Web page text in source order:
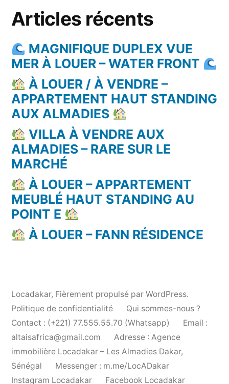
Articles récents
MAGNIFIQUE DUPLEX VUE
MER À LOUER – WATER FRONT
À LOUER / À VENDRE –
APPARTEMENT HAUT STANDING
AUX ALMADIES
VILLA À VENDRE AUX
ALMADIES – RARE SUR LE
MARCHÉ
À LOUER – APPARTEMENT
MEUBLÉ HAUT STANDING AU
POINT E
À LOUER – FANN RÉSIDENCE
Locadakar, Fièrement propulsé par WordPress.
Politique de confidentialité
Qui sommes-nous ?
Contact : (+221) 77.555.55.70 (Whatsapp)
Email :
altaisafrica@gmail.com
Adresse : Agence
immobilière Locadakar – Les Almadies Dakar,
Sénégal
Messenger : m.me/LocADakar
Instagram Locadakar
Facebook Locadakar